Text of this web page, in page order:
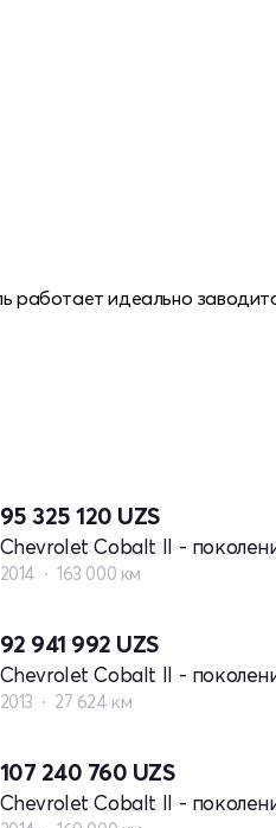
работает идеально
95 325 120 UZS
Chevrolet Cobalt II -
2014 163 000 км
92 941 992 UZS
Chevrolet Cobalt II -
2013 27 624 км
107 240 760 UZS
Chevrolet Cobalt II -